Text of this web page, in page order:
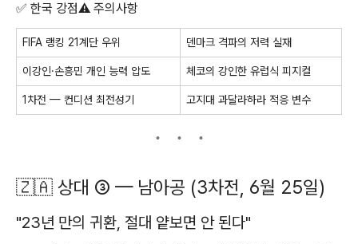
✅ 한국 강점⚠️ 주의사항
FIFA 랭킹 21계단 우위 덴마크 격파의 저력 실재
이강인·손흥민 개인 능력 압도 체코의 강인한 유럽식 피지컬
1차전 — 컨디션 최전성기 고지대 과달라하라 적응 변수
🇿🇦 상대 ③ — 남아공 (3차전, 6월 25일)
"23년 만의 귀환, 절대 얕보면 안 된다"